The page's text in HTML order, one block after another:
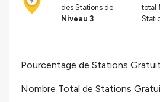
des Stations de
Niveau 3
total
Pourcentage de Stations
Nombre Total de Stations